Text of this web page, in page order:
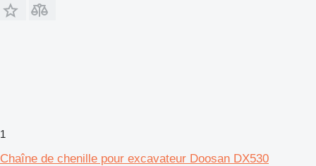
1
Chaîne de chenille pour excavateur Doosan DX530